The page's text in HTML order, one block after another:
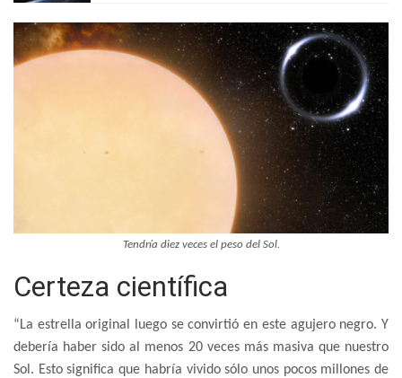
Tendría diez veces el peso del Sol.
Certeza científica
“La estrella original luego se convirtió en este agujero negro. Y
debería haber sido al menos 20 veces más masiva que nuestro
Sol. Esto significa que habría vivido sólo unos pocos millones de